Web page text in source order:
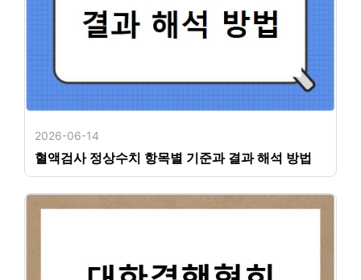
2026-06-14
혈액검사 정상수치 항목별 기준과 결과 해석 방법